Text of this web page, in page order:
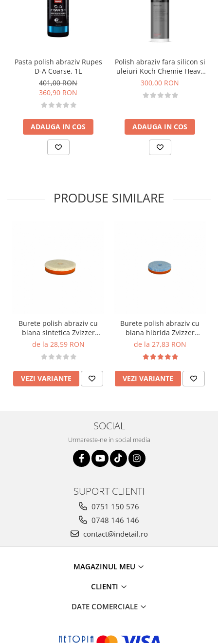
Pasta polish abraziv Rupes
D-A Coarse, 1L
401,00 RON
360,90 RON
ADAUGA IN COS
Polish abraziv fara silicon si
uleiuri Koch Chemie Heavy
Cut, H9.02, 1L
300,00 RON
ADAUGA IN COS
PRODUSE SIMILARE
Burete polish abraziv cu
blana sintetica Zvizzer
Thermo Velour Wool Pad
de la 28,59 RON
VEZI VARIANTE
Burete polish abraziv cu
blana hibrida Zvizzer
Thermo Hybrid Wool Pad,
de la 27,83 RON
VEZI VARIANTE
SOCIAL
Urmareste-ne in social media
SUPORT CLIENTI
0751 150 576
0748 146 146
contact@indetail.ro
MAGAZINUL MEU
CLIENTI
DATE COMERCIALE